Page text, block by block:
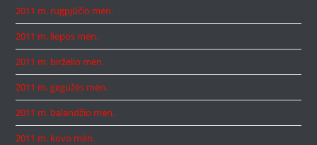
2011 m. rugpjūčio mėn.
2011 m. liepos mėn.
2011 m. birželio mėn.
2011 m. gegužės mėn.
2011 m. balandžio mėn.
2011 m. kovo mėn.